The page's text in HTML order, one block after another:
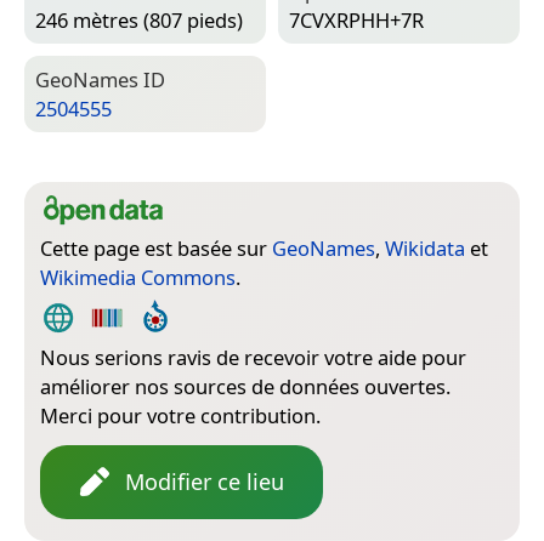
246 mètres (807 pieds)
7CVXRPHH+7R
Geo­Names ID
2504555
Cette page est basée sur GeoNames, Wikidata et
Wikimedia Commons.
Nous serions ravis de recevoir votre aide pour
améliorer nos sources de données ouvertes.
Merci pour votre contribution.
Modifier ce lieu